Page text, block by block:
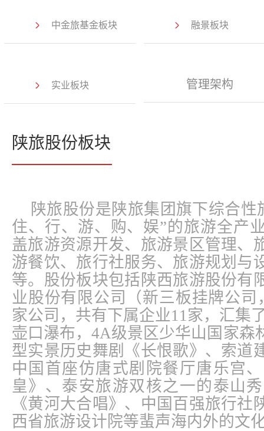
中金旅基金板块 融景板块
实业板块 管理架构
陕旅股份板块
陕旅股份是陕旅集团旗下综合
住、行、游、购、娱”的旅游全产
盖旅游资源开发、旅游景区管理、
游餐饮、旅行社服务、旅游规划与
等。股份板块包括陕西旅游股份有
业股份有限公司（新三板挂牌公司
家公司，共有下属企业11家，汇集
壶口瀑布，4A级景区少华山国家森
型实景历史舞剧《长恨歌》、索道
中国首座仿唐式剧院餐厅唐乐宫
皇》、泰安旅游双核之一的泰山
《黄河大合唱》、中国百强旅行社
西省旅游设计院等蜚声海内外的文